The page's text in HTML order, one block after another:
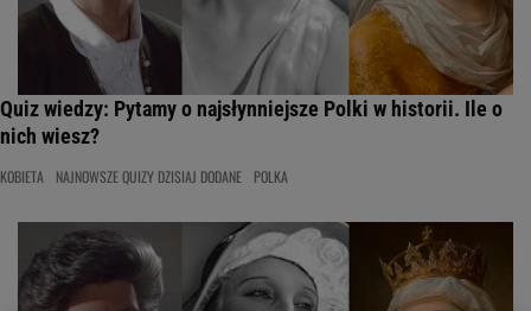
Quiz wiedzy: Pytamy o najsłynniejsze Polki w historii. Ile o
nich wiesz?
KOBIETA NAJNOWSZE QUIZY DZISIAJ DODANE POLKA